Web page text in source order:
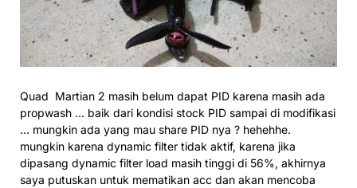
Quad Martian 2 masih belum dapat PID karena masih ada
propwash … baik dari kondisi stock PID sampai di modifikasi
… mungkin ada yang mau share PID nya ? hehehhe.
mungkin karena dynamic filter tidak aktif, karena jika
dipasang dynamic filter load masih tinggi di 56%, akhirnya
saya putuskan untuk mematikan acc dan akan mencoba